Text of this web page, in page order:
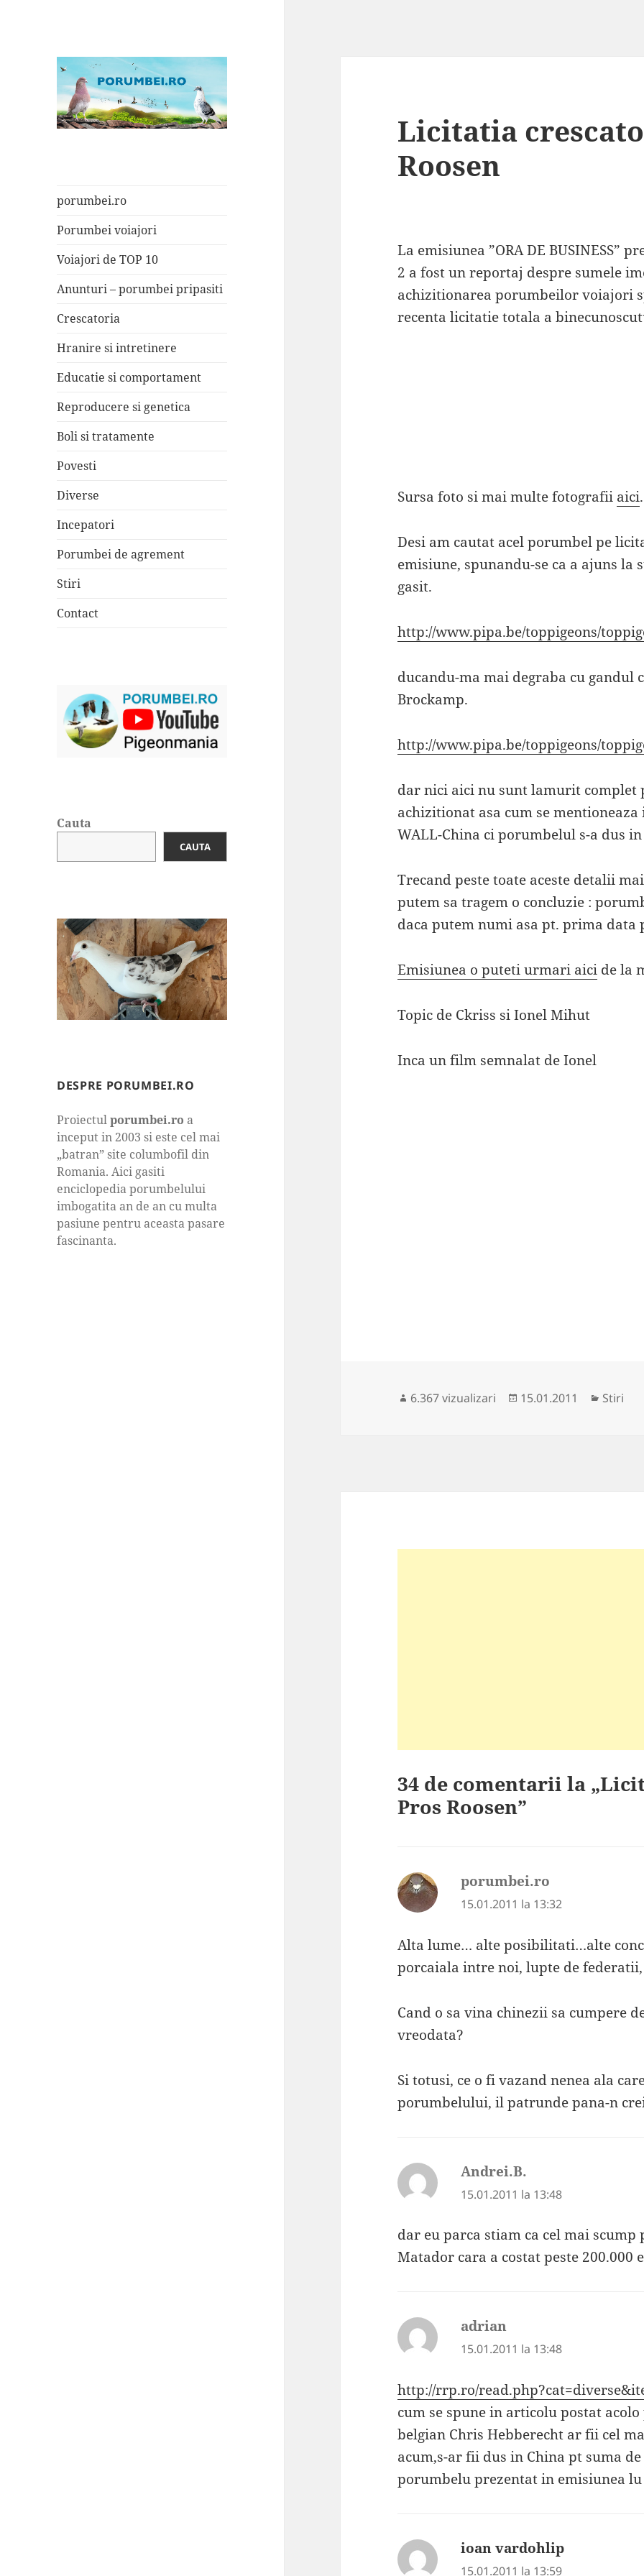
porumbei.ro
Porumbei voiajori
Voiajori de TOP 10
Anunturi – porumbei pripasiti
Crescatoria
Hranire si intretinere
Educatie si comportament
Reproducere si genetica
Boli si tratamente
Povesti
Diverse
Incepatori
Porumbei de agrement
Stiri
Contact
Cauta
CAUTA
DESPRE PORUMBEI.RO
Proiectulporumbei.ro a
inceput in 2003 si este cel mai
„batran” site columbofil din
Romania. Aici gasiti
enciclopedia porumbelului
imbogatita an de an cu multa
pasiune pentru aceasta pasare
fascinanta.
Licitatia
Roosen
La emisiunea ”ORA DE BUSINESS”
2 a fost un reportaj despre sumele
achizitionarea porumbeilor voiajori
recenta licitatie totala a
Sursa foto si mai multe fotografii aici.
Desi am cautat acel porumbel pe
emisiune, spunandu-se ca a ajuns la
gasit.
http://www.pipa.be/toppigeons/
ducandu-ma mai degraba cu gandul
Brockamp.
http://www.pipa.be/toppigeons/
dar nici aici nu sunt lamurit complet
achizitionat asa cum se mentioneaza
WALL-China ci porumbelul s-a dus in
Trecand peste toate aceste detalii
putem sa tragem o concluzie :
daca putem numi asa pt. prima data
Emisiunea o puteti urmari aici de la
Topic de Ckriss si Ionel Mihut
Inca un film semnalat de Ionel
6.367 vizualizari
Publicat
15.01.2011 Stiri
34 de comentarii la
Pros Roosen”
porumbei.ro
15.01.2011 la 13:32
Alta lume… alte posibilitati…alte
porcaiala intre noi, lupte de
Cand o sa vina chinezii sa cumpere
vreodata?
Si totusi, ce o fi vazand nenea ala
porumbelului, il patrunde pana-n
Andrei.B.
15.01.2011 la 13:48
dar eu parca stiam ca cel mai
Matador cara a costat peste 200.000
adrian
15.01.2011 la 13:48
http://rrp.ro/
cum se spune in articolu postat
belgian Chris Hebberecht ar fii cel
acum,s-ar fii dus in China pt suma
porumbelu prezentat in emisiunea
ioan vardohlip
15.01.2011 la 13:59